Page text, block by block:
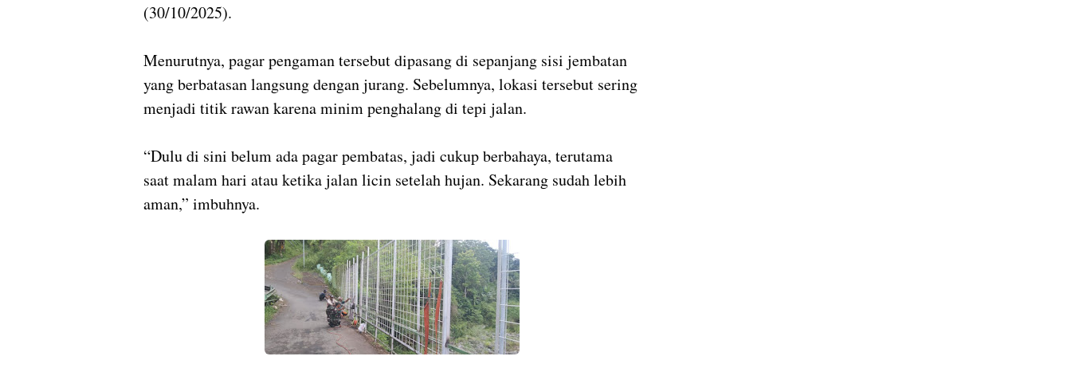
(30/10/2025).
Menurutnya, pagar pengaman tersebut dipasang di sepanjang sisi jembatan
yang berbatasan langsung dengan jurang. Sebelumnya, lokasi tersebut sering
menjadi titik rawan karena minim penghalang di tepi jalan.
“Dulu di sini belum ada pagar pembatas, jadi cukup berbahaya, terutama
saat malam hari atau ketika jalan licin setelah hujan. Sekarang sudah lebih
aman,” imbuhnya.